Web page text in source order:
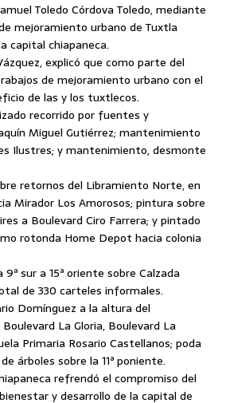
Toledo Córdova Toledo, mediante
mejoramiento urbano de Tuxtla
capital chiapaneca.
explicó que como parte del
de mejoramiento urbano con el
de las y los tuxtlecos.
recorrido por fuentes y
Miguel Gutiérrez; mantenimiento
Ilustres; y mantenimiento, desmonte
retornos del Libramiento Norte, en
Mirador Los Amorosos; pintura sobre
a Boulevard Ciro Farrera; y pintado
rotonda Home Depot hacia colonia
sur a 15ª oriente sobre Calzada
de 330 carteles informales.
Domínguez a la altura del
La Gloria, Boulevard La
Primaria Rosario Castellanos; poda
árboles sobre la 11ª poniente.
refrendó el compromiso del
y desarrollo de la capital de